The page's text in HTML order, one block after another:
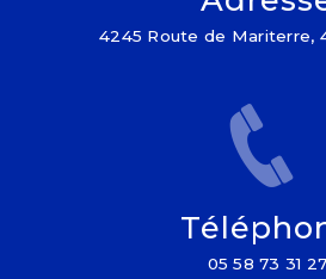
4245 Route de Mariterre,
05 58 73 31 27